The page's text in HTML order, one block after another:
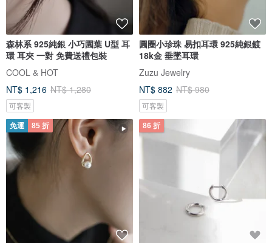
森林系 925純銀 小巧園葉 U型 耳
環 耳夾 一對 免費送禮包裝
COOL & HOT
NT$ 1,216 NT$ 1,280
可客製
圓圈小珍珠 易扣耳環 925純銀鍍
18k金 垂墜耳環
Zuzu Jewelry
NT$ 882 NT$ 980
可客製
免運 85 折 86 折